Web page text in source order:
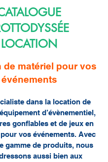
LOCATION
de matériel pour vos
événements
dans la location de
d’évènementiel,
gonflables et de jeux en
vos événements. Avec
gamme de produits, nous
aussi bien aux